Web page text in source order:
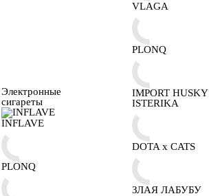
Электронные
сигареты
INFLAVE
PLONQ
VLAGA
PLONQ
IMPORT HUSKY
ISTERIKA
DOTA x CATS
ЗЛАЯ ЛАБУБУ